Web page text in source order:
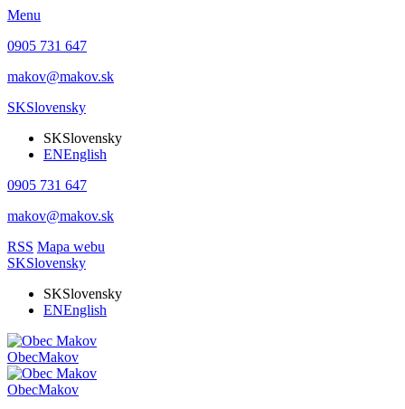
Menu
0905 731 647
makov@makov.sk
SKSlovensky
SKSlovensky
ENEnglish
0905 731 647
makov@makov.sk
RSS Mapa webu
SKSlovensky
SKSlovensky
ENEnglish
ObecMakov
ObecMakov